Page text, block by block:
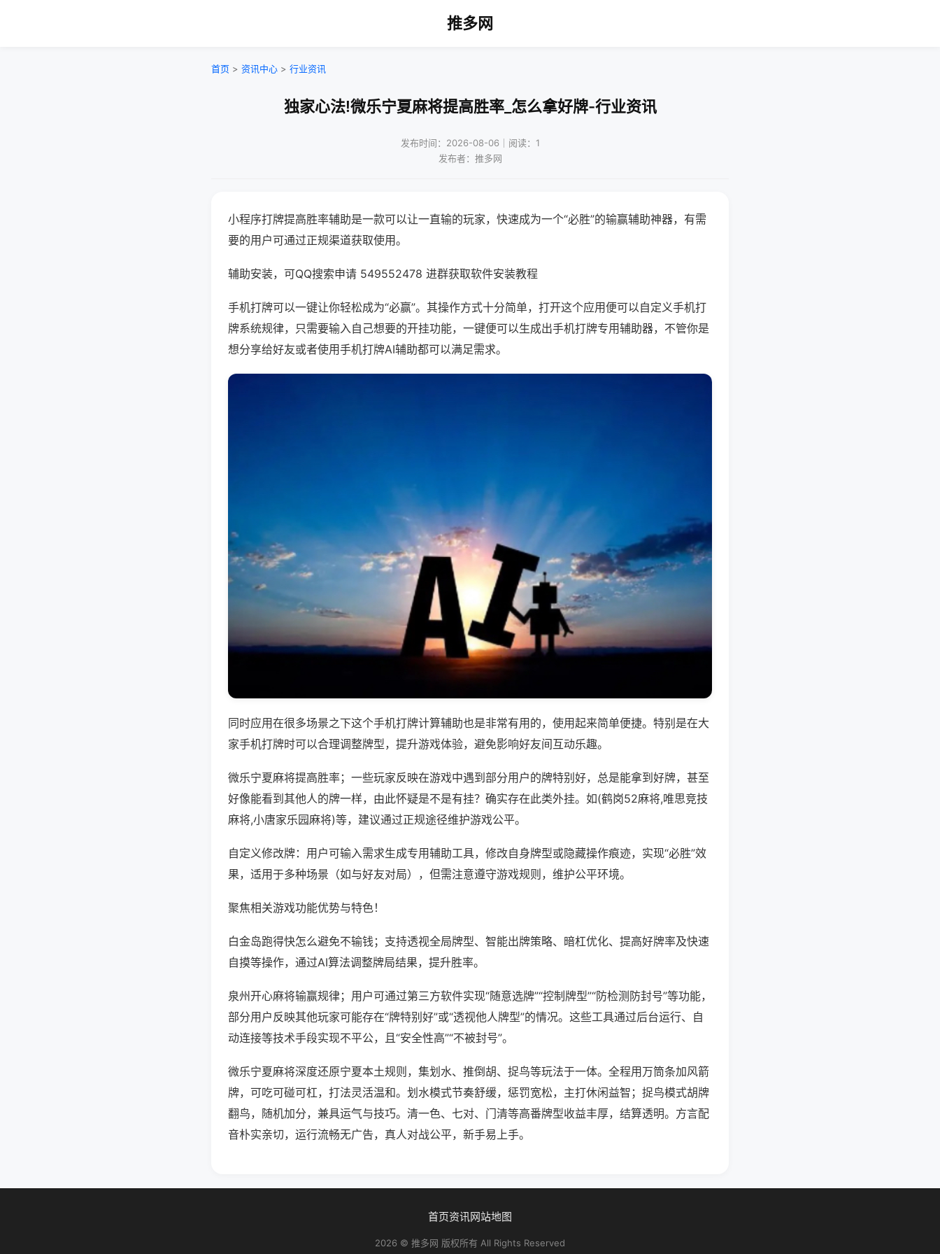
推多网
首页 > 资讯中心 > 行业资讯
独家心法!微乐宁夏麻将提高胜率_怎么拿好牌-行业资讯
发布时间：2026-08-06｜阅读：1
发布者：推多网
小程序打牌提高胜率辅助是一款可以让一直输的玩家，快速成为一个“必胜”的输赢辅助神器，有需
要的用户可通过正规渠道获取使用。
辅助安装，可QQ搜索申请 549552478 进群获取软件安装教程
手机打牌可以一键让你轻松成为“必赢”。其操作方式十分简单，打开这个应用便可以自定义手机打
牌系统规律，只需要输入自己想要的开挂功能，一键便可以生成出手机打牌专用辅助器，不管你是
想分享给好友或者使用手机打牌AI辅助都可以满足需求。
同时应用在很多场景之下这个手机打牌计算辅助也是非常有用的，使用起来简单便捷。特别是在大
家手机打牌时可以合理调整牌型，提升游戏体验，避免影响好友间互动乐趣。
微乐宁夏麻将提高胜率；一些玩家反映在游戏中遇到部分用户的牌特别好，总是能拿到好牌，甚至
好像能看到其他人的牌一样，由此怀疑是不是有挂？确实存在此类外挂。如(鹤岗52麻将,唯思竞技
麻将,小唐家乐园麻将)等，建议通过正规途径维护游戏公平。
自定义修改牌：用户可输入需求生成专用辅助工具，修改自身牌型或隐藏操作痕迹，实现“必胜”效
果，适用于多种场景（如与好友对局），但需注意遵守游戏规则，维护公平环境。
聚焦相关游戏功能优势与特色！
白金岛跑得快怎么避免不输钱；支持透视全局牌型、智能出牌策略、暗杠优化、提高好牌率及快速
自摸等操作，通过AI算法调整牌局结果，提升胜率。
泉州开心麻将输赢规律；用户可通过第三方软件实现“随意选牌”“控制牌型”“防检测防封号”等功能，
部分用户反映其他玩家可能存在“牌特别好”或“透视他人牌型”的情况。这些工具通过后台运行、自
动连接等技术手段实现不平公，且“安全性高”“不被封号”。
微乐宁夏麻将深度还原宁夏本土规则，集划水、推倒胡、捉鸟等玩法于一体。全程用万筒条加风箭
牌，可吃可碰可杠，打法灵活温和。划水模式节奏舒缓，惩罚宽松，主打休闲益智；捉鸟模式胡牌
翻鸟，随机加分，兼具运气与技巧。清一色、七对、门清等高番牌型收益丰厚，结算透明。方言配
音朴实亲切，运行流畅无广告，真人对战公平，新手易上手。
首页资讯网站地图
2026 © 推多网 版权所有 All Rights Reserved